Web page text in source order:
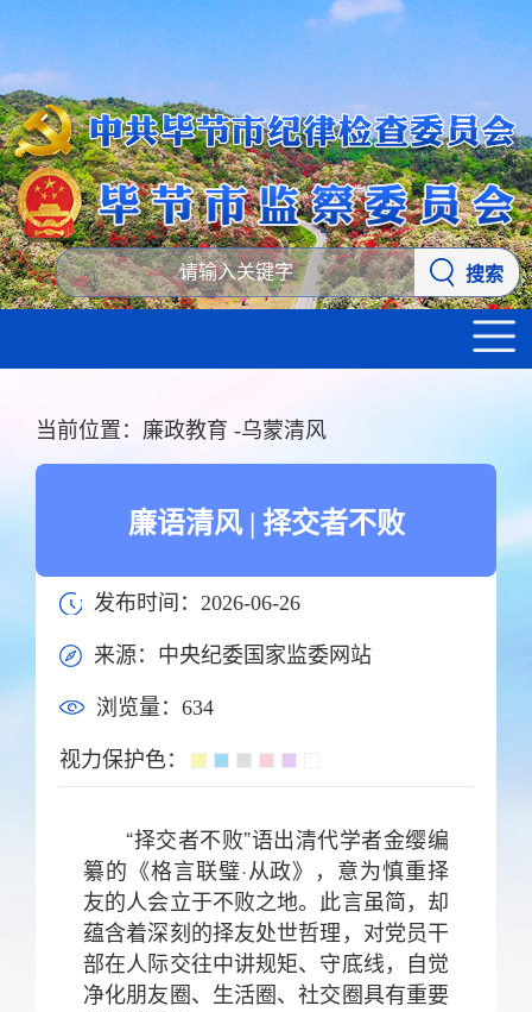
搜索
当前位置： 廉政教育 -乌蒙清风
廉语清风 | 择交者不败
发布时间：2026-06-26
来源：中央纪委国家监委网站
浏览量： 634
视力保护色：
“择交者不败”语出清代学者金缨编
纂的《格言联璧·从政》，意为慎重择
友的人会立于不败之地。此言虽简，却
蕴含着深刻的择友处世哲理，对党员干
部在人际交往中讲规矩、守底线，自觉
净化朋友圈、生活圈、社交圈具有重要